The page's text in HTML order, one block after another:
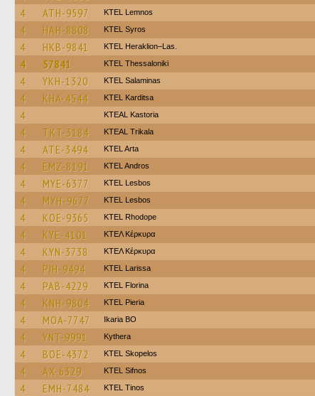
4 ATH-9597 KTEL Lemnos
4 HAH-8808 KTEL Syros
4 HKB-9841 KTEL Heraklion–Las.
4 57841 KTEL Thessaloniki
4 YKH-1320 KTEL Salaminas
4 KHA-4544 ΚΤΕL Karditsa
4 KTEAL Kastoria
4 TKT-3184 KTEAL Trikala
4 ATE-3494 KTEL Arta
4 EMZ-8191 KTEL Andros
4 MYE-6377 KTEL Lesbos
4 MYH-9677 KTEL Lesbos
4 KOE-9365 KTEL Rhodope
4 KYE-4101 ΚΤΕΛ Κέρκυρα
4 KYN-3738 ΚΤΕΛ Κέρκυρα
4 PIH-9494 KTEL Larissa
4 PAB-4229 KTEL Florina
4 KNH-9804 KTEL Pieria
4 MOA-7747 Ikaria BO
4 YNT-9991 Kythera
4 BOE-4372 KTEL Skopelos
4 AX-6329 KTEL Sifnos
4 EMH-7484 KTEL Tinos